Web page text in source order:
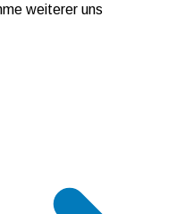
weiterer uns